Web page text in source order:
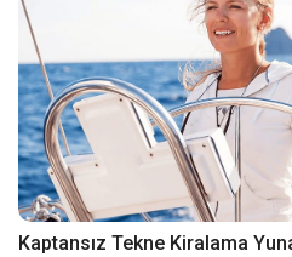
Kaptansız Tekne Kiralama